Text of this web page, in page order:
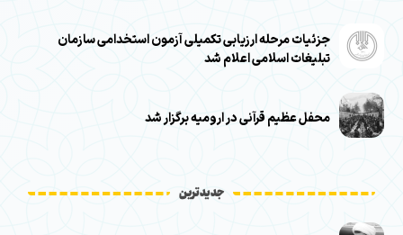
جزئیات مرحله ارزیابی تکمیلی آزمون استخدامی سازمان
تبلیغات اسلامی اعلام شد
محفل عظیم قرآنی در ارومیه برگزار شد
جدیدترین